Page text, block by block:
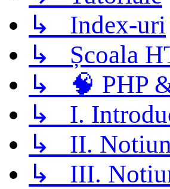
↳ Index-uri
↳ Școala
↳ 🧠 PHP
↳ I.
↳ II.
↳ III.